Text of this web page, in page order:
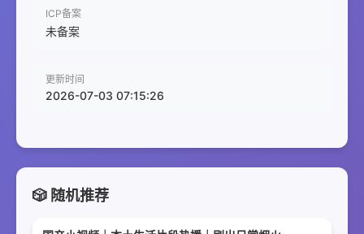
ICP备案
未备案
更新时间
2026-07-03 07:15:26
🎲 随机推荐